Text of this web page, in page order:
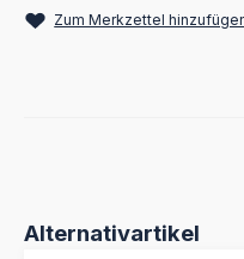
Zum Merkzettel
Produktgalerie überspringen
Alternativartikel